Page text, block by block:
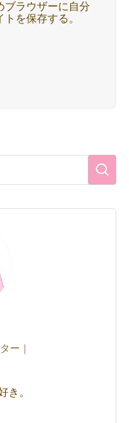
ブラウザーに自分
を保存する。
ー｜
き。